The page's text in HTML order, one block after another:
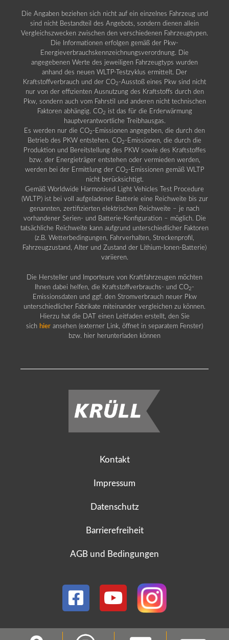
Die Angaben beziehen sich nicht auf ein einzelnes Fahrzeug und
sind nicht Bestandteil des Angebots, sondern dienen allein
Vergleichszwecken zwischen den verschiedenen Fahrzeugtypen.
Die Informationen erfolgen gemäß der Pkw-
Energieverbrauchskennzeichnungsverordnung. Die
angegebenen Werte des jeweiligen Fahrzeugtyps wurden
anhand des neuen WLTP-Testzyklus ermittelt. Der
Kraftstoffverbrauch und der CO2 -Ausstoß eines Pkw sind nicht
nur von der effizienten Ausnutzung des Kraftstoffs durch den
Pkw, sondern auch vom Fahrstil und anderen nicht technischen
Faktoren abhängig. CO2 ist das für die Erderwärmung
hauptverantwortliche Treibhausgas.
Es werden nur die CO2 -Emissionen angegeben, die durch den
Betrieb des PKW entstehen. CO2 -Emissionen, die durch die
Produktion und Bereitstellung des PKW sowie des Kraftstoffes
bzw. der Energieträger entstehen oder vermieden werden,
werden bei der Ermittlung der CO2 -Emissionen gemäß WLTP
nicht berücksichtigt.
Gemäß Worldwide Harmonised Light Vehicles Test Procedure
(WLTP) ist bei voll aufgeladener Batterie eine Reichweite bis zur
genannten, zertifizierten elektrischen Reichweite – je nach
vorhandener Serien- und Batterie-Konfiguration – möglich. Die
tatsächliche Reichweite kann aufgrund unterschiedlicher Faktoren
(z.B. Wetterbedingungen, Fahrverhalten, Streckenprofil,
Fahrzeugzustand, Alter und Zustand der Lithium-Ionen-Batterie)
variieren.
Die Hersteller und Importeure von Kraftfahrzeugen möchten
Ihnen dabei helfen, die Kraftstoffverbrauchs- und CO2 -
Emissionsdaten und ggf. den Stromverbrauch neuer Pkw
unterschiedlicher Fabrikate miteinander vergleichen zu können.
Hierzu hat die DAT einen Leitfaden erstellt, den Sie
sich hier ansehen (externer Link, öffnet in separatem Fenster)
bzw. hier herunterladen können
Kontakt
Impressum
Datenschutz
Barrierefreiheit
AGB und Bedingungen